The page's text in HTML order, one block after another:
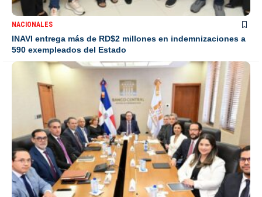
NACIONALES
INAVI entrega más de RD$2 millones en indemnizaciones a
590 exempleados del Estado